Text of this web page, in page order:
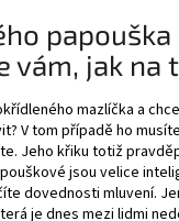
vám, jak na
mazlíčka a
V tom případě ho
Jeho křiku totiž
jsou velice
dovednosti mluvení.
je dnes mezi lidmi